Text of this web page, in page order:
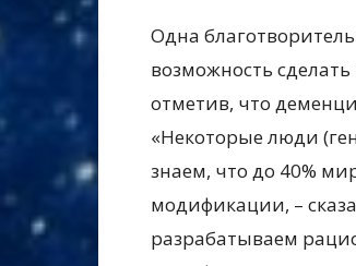
Одна
возможность
отметив, что
«Некоторые люди
знаем, что до 40%
модификации, –
разрабатываем